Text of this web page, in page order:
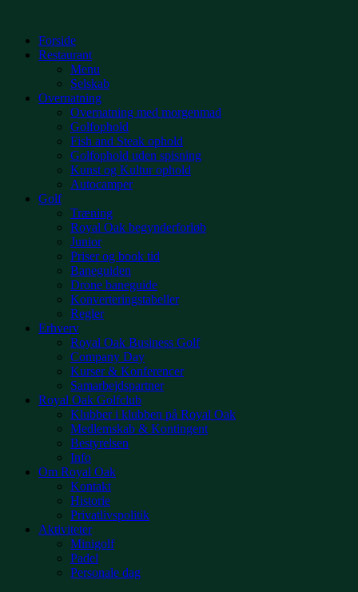
indholdForside
Restaurant
Menu
Selskab
Overnatning
Overnatning med morgenmad
Golfophold
Fish and Steak ophold
Golfophold uden spisning
Kunst og Kultur ophold
Autocamper
Golf
Træning
Royal Oak begynderforløb
Junior
Priser og book tid
Baneguiden
Drone baneguide
Konverteringstabeller
Regler
Erhverv
Royal Oak Business Golf
Company Day
Kurser & Konferencer
Samarbejdspartner
Royal Oak Golfclub
Klubber i klubben på Royal Oak
Medlemskab & Kontingent
Bestyrelsen
Info
Om Royal Oak
Kontakt
Historie
Privatlivspolitik
Aktiviteter
Minigolf
Padel
Personale dag